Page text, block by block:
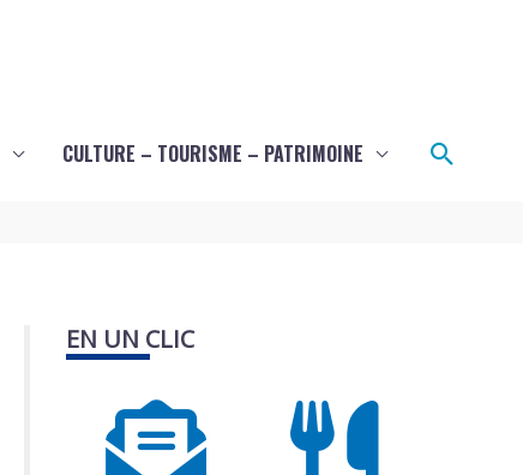
CULTURE – TOURISME – PATRIMOINE
EN UN CLIC